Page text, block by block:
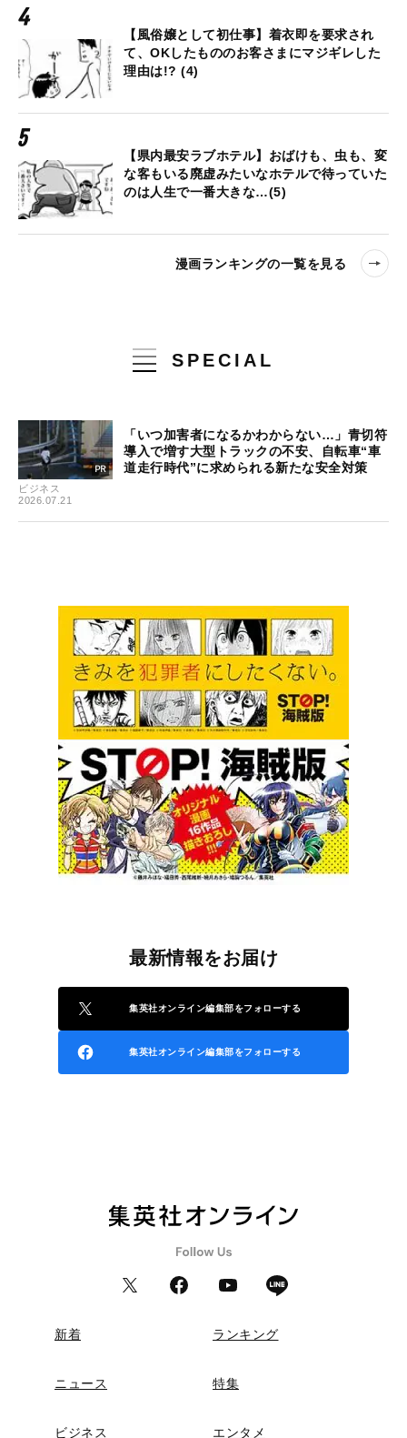
【風俗嬢として初仕事】着衣即を要求され
て、OKしたもののお客さまにマジギレした
理由は!? (4)
【県内最安ラブホテル】おばけも、虫も、変
な客もいる廃虚みたいなホテルで待っていた
のは人生で一番大きな…(5)
漫画ランキングの一覧を見る
SPECIAL
ビジネス
2026.07.21
「いつ加害者になるかわからない…」青切符
導入で増す大型トラックの不安、自転車“車
道走行時代”に求められる新たな安全対策
最新情報をお届け
集英社オンライン編集部をフォローする
集英社オンライン編集部をフォローする
新着 ランキング
ニュース 特集
ビジネス エンタメ